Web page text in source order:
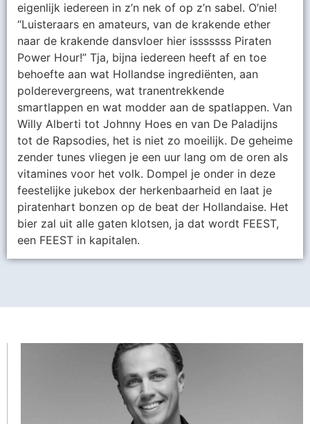
eigenlijk iedereen in z’n nek of op z’n sabel. O’nie!
“Luisteraars en amateurs, van de krakende ether
naar de krakende dansvloer hier isssssss Piraten
Power Hour!” Tja, bijna iedereen heeft af en toe
behoefte aan wat Hollandse ingrediënten, aan
polderevergreens, wat tranentrekkende
smartlappen en wat modder aan de spatlappen. Van
Willy Alberti tot Johnny Hoes en van De Paladijns
tot de Rapsodies, het is niet zo moeilijk. De geheime
zender tunes vliegen je een uur lang om de oren als
vitamines voor het volk. Dompel je onder in deze
feestelijke jukebox der herkenbaarheid en laat je
piratenhart bonzen op de beat der Hollandaise. Het
bier zal uit alle gaten klotsen, ja dat wordt FEEST,
een FEEST in kapitalen.